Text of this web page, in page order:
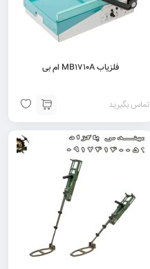
فلزیاب MB1710A ام بی
تماس بگیرید